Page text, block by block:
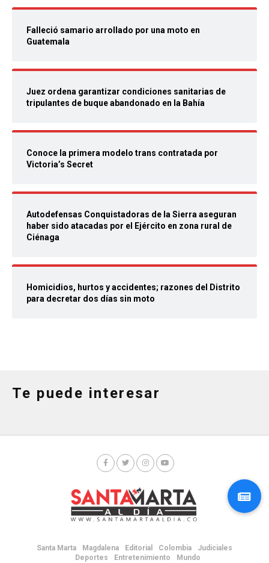
Falleció samario arrollado por una moto en
Guatemala
Juez ordena garantizar condiciones sanitarias de
tripulantes de buque abandonado en la Bahía
Conoce la primera modelo trans contratada por
Victoria’s Secret
Autodefensas Conquistadoras de la Sierra aseguran
haber sido atacadas por el Ejército en zona rural de
Ciénaga
Homicidios, hurtos y accidentes; razones del Distrito
para decretar dos días sin moto
Te puede interesar
Santa Marta Magdalena Editorial Colombia
Judiciales
Deportes
Entretenimiento Mundo